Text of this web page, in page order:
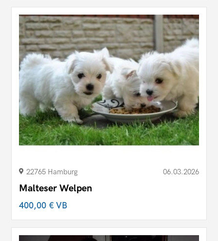
22765 Hamburg 06.03.2026
Malteser Welpen
400,00 €VB